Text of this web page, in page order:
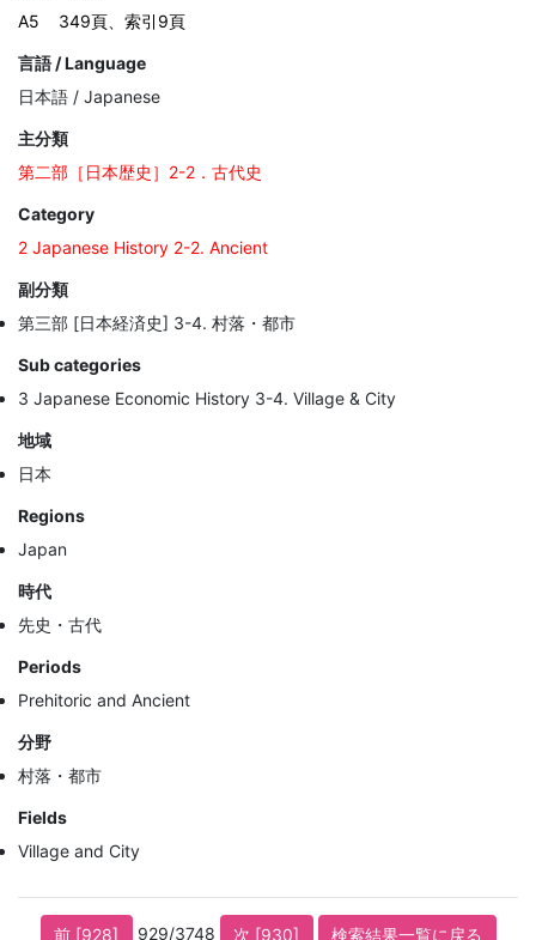
A5
349頁、索引9頁
言語 / Language
日本語 / Japanese
主分類
第二部［日本歴史］2-2．古代史
Category
2 Japanese History 2-2. Ancient
副分類
第三部 [日本経済史] 3-4. 村落・都市
Sub categories
3 Japanese Economic History 3-4. Village & City
地域
日本
Regions
Japan
時代
先史・古代
Periods
Prehitoric and Ancient
分野
村落・都市
Fields
Village and City
前 [928] 929/3748 次 [930] 検索結果一覧に戻る